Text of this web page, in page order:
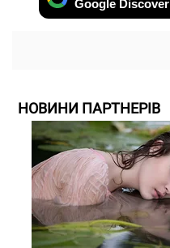
Google Discover
НОВИНИ ПАРТНЕРІВ